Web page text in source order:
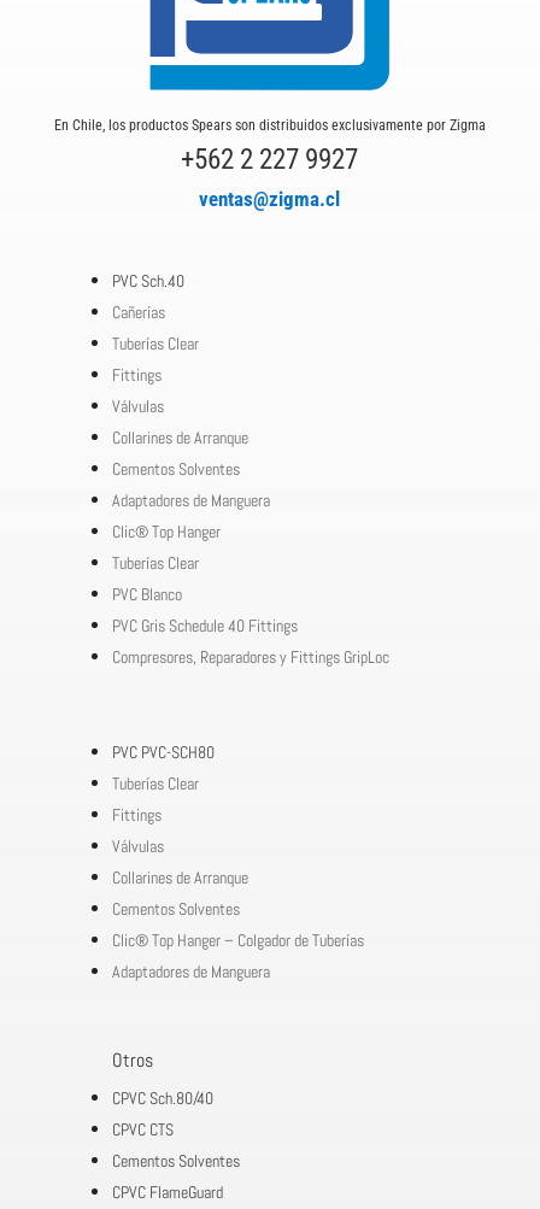
En Chile, los productos Spears son distribuidos exclusivamente por Zigma
+562 2 227 9927
ventas@zigma.cl
PVC Sch.40
Cañerías
Tuberías Clear
Fittings
Válvulas
Collarines de Arranque
Cementos Solventes
Adaptadores de Manguera
Clic® Top Hanger
Tuberías Clear
PVC Blanco
PVC Gris Schedule 40 Fittings
Compresores, Reparadores y Fittings GripLoc
PVC PVC-SCH80
Tuberías Clear
Fittings
Válvulas
Collarines de Arranque
Cementos Solventes
Clic® Top Hanger – Colgador de Tuberías
Adaptadores de Manguera
Otros
CPVC Sch.80/40
CPVC CTS
Cementos Solventes
CPVC FlameGuard